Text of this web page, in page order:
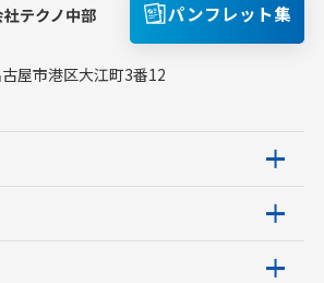
屋市港区大江町3番12
パンフレット集